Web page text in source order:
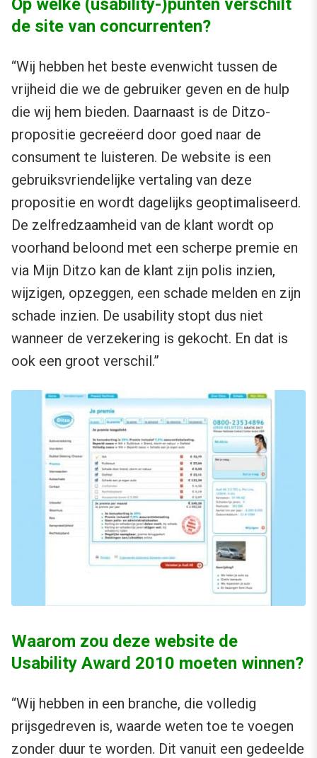
Op welke (usability-)punten verschilt
de site van concurrenten?
“Wij hebben het beste evenwicht tussen de
vrijheid die we de gebruiker geven en de hulp
die wij hem bieden. Daarnaast is de Ditzo-
propositie gecreëerd door goed naar de
consument te luisteren. De website is een
gebruiksvriendelijke vertaling van deze
propositie en wordt dagelijks geoptimaliseerd.
De zelfredzaamheid van de klant wordt op
voorhand beloond met een scherpe premie en
via Mijn Ditzo kan de klant zijn polis inzien,
wijzigen, opzeggen, een schade melden en zijn
schade inzien. De usability stopt dus niet
wanneer de verzekering is gekocht. En dat is
ook een groot verschil.”
Waarom zou deze website de
Usability Award 2010 moeten winnen?
“Wij hebben in een branche, die volledig
prijsgedreven is, waarde weten toe te voegen
zonder duur te worden. Dit vanuit een gedeelde